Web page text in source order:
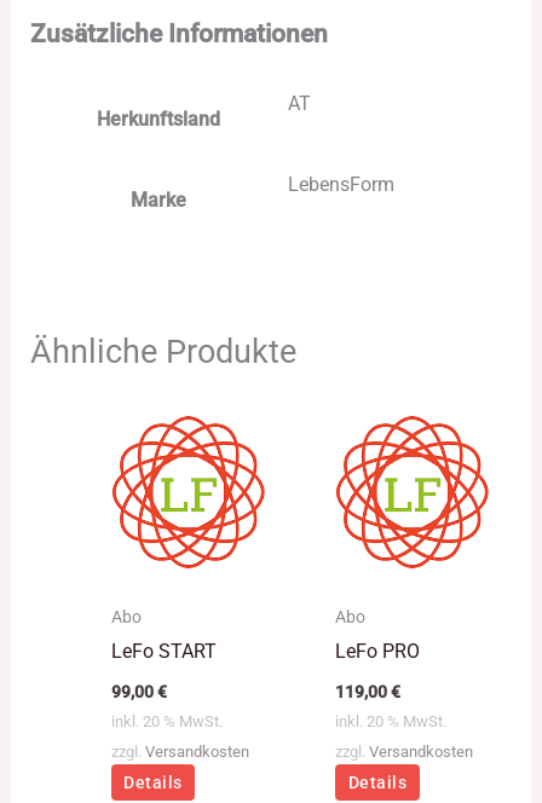
Zusätzliche Informationen
Herkunftsland
AT
Marke
LebensForm
Ähnliche Produkte
Abo
LeFo START
99,00€
inkl. 20 % MwSt.
zzgl. Versandkosten
Details
Abo
LeFo PRO
119,00€
inkl. 20 % MwSt.
zzgl.Versandkosten
Details